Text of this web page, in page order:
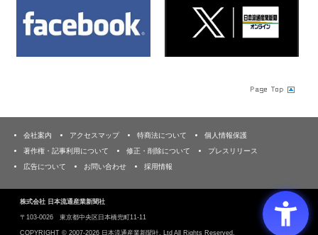
会社案内 アクセスマップ 特商法について
個人情報保護
著作権・記事利用について
修正・削除について
プレスリリース
広告について
お問い合わせ 採用情報
株式会社 日本流通産業新聞社
〒103‐0026 東京都中央区日本橋兜町11-11
COPYRIGHT © 2007-2026 日本流通産業新聞社, Ltd All Rights Reserved.